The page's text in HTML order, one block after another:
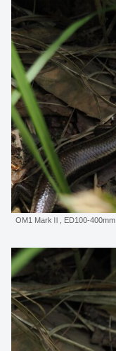
OM1 MarkⅡ, ED100-400mm